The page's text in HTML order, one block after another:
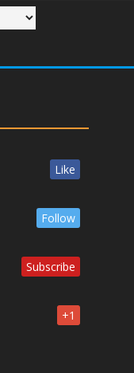
Like
Follow
Subscribe
+1